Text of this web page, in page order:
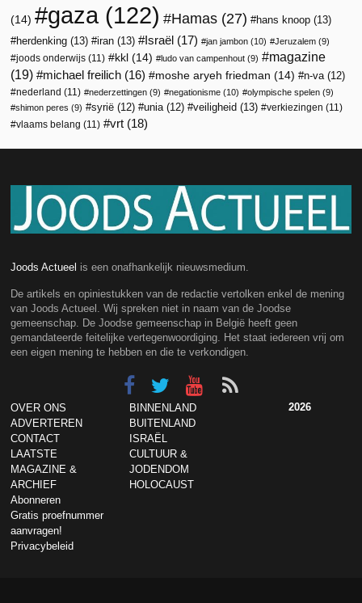
(14) gaza (122) Hamas (27) hans knoop (13)
herdenking (13) iran (13) Israël (17) jan jambon (10) Jeruzalem (9)
joods onderwijs (11) kkl (14) ludo van campenhout (9)
magazine
(19)
michael freilich (16) moshe aryeh friedman (14) n-va (12)
nederland (11) nederzettingen (9) negationisme (10) olympische spelen (9)
shimon peres (9) syrië (12) unia (12) veiligheid (13) verkiezingen (11)
vlaams belang (11) vrt (18)
Joods Actueel is een onafhankelijk nieuwsmedium.
De artikels en opiniestukken van de redactie vertolken enkel de mening
van Joods Actueel. Wij spreken niet in naam van de Joodse
gemeenschap. De Joodse gemeenschap in België heeft geen
gemandateerde feitelijke vertegenwoordiging. Het staat iedereen vrij om
een eigen mening te hebben en die te verkondigen.
OVER ONS
ADVERTEREN
CONTACT
LAATSTE
MAGAZINE &
ARCHIEF
Abonneren
Gratis proefnummer
aanvragen!
Privacybeleid
BINNENLAND
BUITENLAND
ISRAËL
CULTUUR &
JODENDOM
HOLOCAUST
2026